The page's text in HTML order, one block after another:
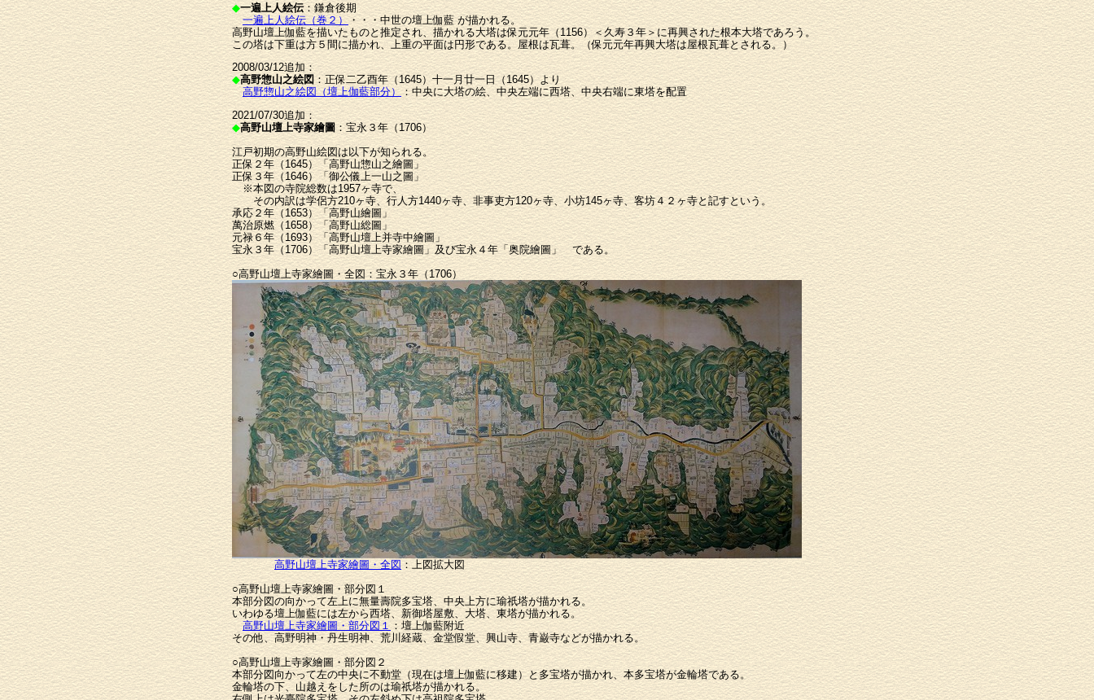
◆一遍上人絵伝：鎌倉後期
一遍上人絵伝（巻２）・・・中世の壇上伽藍 が描かれる。
高野山壇上伽藍を描いたものと推定され、描かれる大塔は保元元年（1156）＜久寿３年＞に再興された根本大塔であろう。
この塔は下重は方５間に描かれ、上重の平面は円形である。屋根は瓦葺。（保元元年再興大塔は屋根瓦葺とされる。）
2008/03/12追加：
◆高野惣山之絵図：正保二乙酉年（1645）十一月廿一日（1645）より
高野惣山之絵図（壇上伽藍部分） ：中央に大塔の絵、中央左端に西塔、中央右端に東塔を配置
2021/07/30追加：
◆高野山壇上寺家繪圖：宝永３年（1706）
江戸初期の高野山絵図は以下が知られる。
正保２年（1645）「高野山惣山之繪圖」
正保３年（1646）「御公儀上一山之圖」
※本図の寺院総数は1957ヶ寺で、
その内訳は学侶方210ヶ寺、行人方1440ヶ寺、非事吏方120ヶ寺、小坊145ヶ寺、客坊４２ヶ寺と記すという。
承応２年（1653）「高野山繪圖」
萬治原燃（1658）「高野山総圖」
元禄６年（1693）「高野山壇上并寺中繪圖」
宝永３年（1706）「高野山壇上寺家繪圖」及び宝永４年「奥院繪圖」 である。
○高野山壇上寺家繪圖・全図：宝永３年（1706）
高野山壇上寺家繪圖・全図：上図拡大図
○高野山壇上寺家繪圖・部分図１
本部分図の向かって左上に無量壽院多宝塔、中央上方に瑜祇塔が描かれる。
いわゆる壇上伽藍には左から西塔、新御塔屋敷、大塔、東塔が描かれる。
高野山壇上寺家繪圖・部分図１：壇上伽藍附近
その他、高野明神・丹生明神、荒川経蔵、金堂假堂、興山寺、青巌寺などが描かれる。
○高野山壇上寺家繪圖・部分図２
本部分図向かって左の中央に不動堂（現在は壇上伽藍に移建）と多宝塔が描かれ、本多宝塔が金輪塔である。
金輪塔の下、山越えをした所のは瑜祇塔が描かれる。